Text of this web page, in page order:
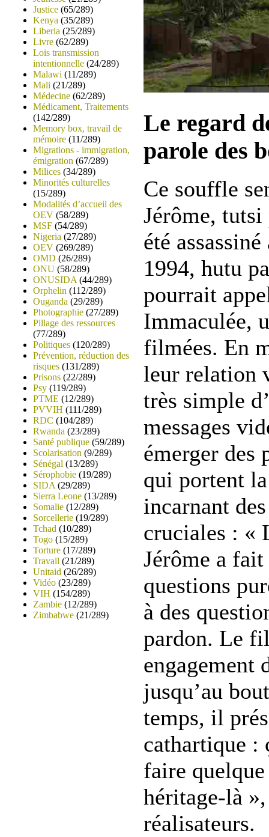
Justice (65/289)
Kenya (35/289)
Liberia (25/289)
Livre (62/289)
Lois transmission
intentionnelle (24/289)
Malawi (11/289)
Mali (21/289)
Médecine (62/289)
Médicament, Traitements
(142/289)
Memory box, travail de
mémoire (11/289)
Migrations - immigration,
émigration (67/289)
Milices (34/289)
Minorités culturelles
(15/289)
Modalités d’accueil des
OEV (58/289)
MSF (54/289)
Nigeria (27/289)
OEV (269/289)
OMD (26/289)
ONU (58/289)
ONUSIDA (44/289)
Orphelin (112/289)
Ouganda (29/289)
Photographie (27/289)
Pillage des ressources
(77/289)
Politiques (120/289)
Prévention, réduction des
risques (131/289)
Prisons (22/289)
Psy (119/289)
PTME (12/289)
PVVIH (111/289)
RDC (104/289)
Rwanda (23/289)
Santé publique (59/289)
Scolarisation (9/289)
Sénégal (13/289)
Sérophobie (19/289)
SIDA (29/289)
Sierra Leone (13/289)
Somalie (12/289)
Sorcellerie (19/289)
Tchad (10/289)
Togo (15/289)
Torture (17/289)
Travail (21/289)
Unitaid (26/289)
Vidéo (23/289)
VIH (154/289)
Zambie (12/289)
Zimbabwe (21/289)
Le regard
parole des
Ce souffle
Jérôme, tutsi
été
1994, hutu
pourrait
Immaculée,
filmées. En
leur relation
très simple
messages
émerger des
qui portent
incarnant
cruciales : «
Jérôme a
questions
à des
pardon. Le
jusqu’au
temps, il
cathartique :
faire
héritage-là
réalisateurs.